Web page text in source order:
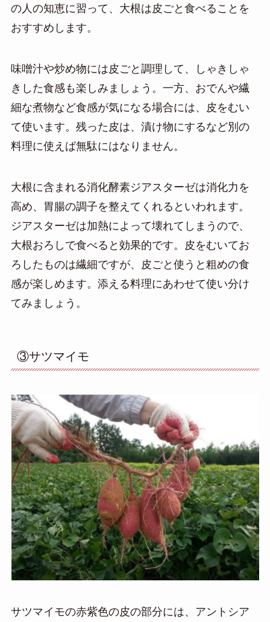
の人の知恵に習って、大根は皮ごと食べることを
おすすめします。
味噌汁や炒め物には皮ごと調理して、しゃきしゃ
きした食感も楽しみましょう。一方、おでんや繊
細な煮物など食感が気になる場合には、皮をむい
て使います。残った皮は、漬け物にするなど別の
料理に使えば無駄にはなりません。
大根に含まれる消化酵素ジアスターゼは消化力を
高め、胃腸の調子を整えてくれるといわれます。
ジアスターゼは加熱によって壊れてしまうので、
大根おろしで食べると効果的です。皮をむいてお
ろしたものは繊細ですが、皮ごと使うと粗めの食
感が楽しめます。添える料理にあわせて使い分け
てみましょう。
③サツマイモ
サツマイモの赤紫色の皮の部分には、アントシア